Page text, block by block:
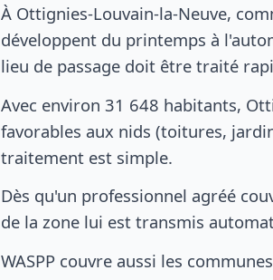
À Ottignies-Louvain-la-Neuve,
développent du printemps à
lieu de passage doit être traité
Avec environ 31 648 habitants,
favorables aux nids (toitures,
traitement est simple.
Dès qu'un professionnel agréé
de la zone lui est transmis
WASPP couvre aussi les